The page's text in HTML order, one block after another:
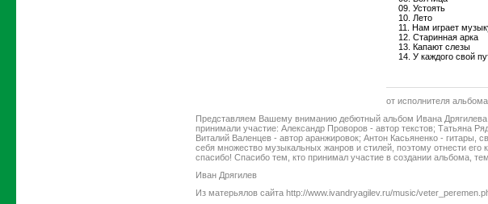
09. Устоять
10. Лето
11. Нам играет
12. Старинная арка
13. Капают слезы
14. У каждого свой
от исполнителя
Представляем Вашему вниманию дебютный альбом Ивана
принимали участие: Александр Проворов - автор текстов; Татьяна
Виталий Валенцев - автор аранжировок; Антон Касьяненко -
себя множество музыкальных жанров и стилей, поэтому отнести
спасибо! Спасибо тем, кто принимал участие в создании альбома,
Иван Дрягилев
Из матерьялов сайта http://www.ivandryagilev.ru/music/